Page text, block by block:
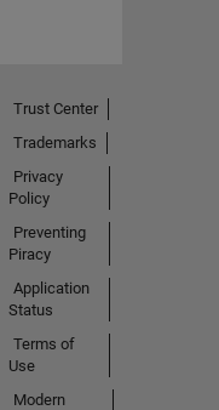
Trust Center
Trademarks
Privacy
Policy
Preventing
Piracy
Application
Status
Terms of
Use
Modern